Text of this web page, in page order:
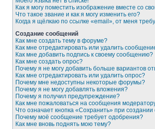
Как я могу поместить изображение вместе со
Что такое звание и как я могу изменить его?
Когда я щёлкаю по ссылке «email», от меня
Создание сообщений
Как мне создать тему в форуме?
Как мне отредактировать или удалить
Как мне добавить подпись к своему сообщению?
Как мне создать опрос?
Почему я не могу добавить больше вариантов
Как мне отредактировать или удалить опрос?
Почему мне недоступны некоторые форумы?
Почему я не могу добавлять вложения?
Почему я получил предупреждение?
Как мне пожаловаться на сообщения
Что означает кнопка «Сохранить» при
Почему моё сообщение требует одобрения?
Как мне вновь поднять мою тему?